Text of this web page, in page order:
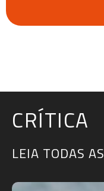
CRÍTICA
LEIA TODAS AS